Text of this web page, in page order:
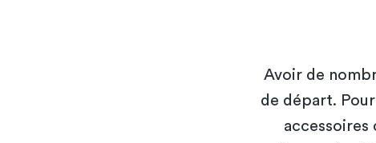
Avoir de
de départ.
accessoires